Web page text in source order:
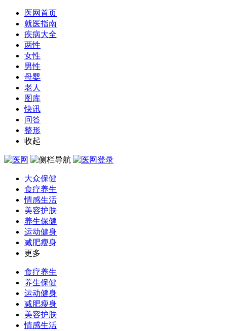
医网首页
就医指南
疾病大全
两性
女性
男性
母婴
老人
图库
快讯
问答
整形
收起
大众保健
食疗养生
情感生活
美容护肤
养生保健
运动健身
减肥瘦身
更多
食疗养生
养生保健
运动健身
减肥瘦身
美容护肤
情感生活